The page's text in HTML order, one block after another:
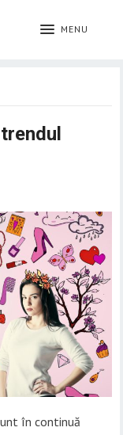
MENU
în continuă